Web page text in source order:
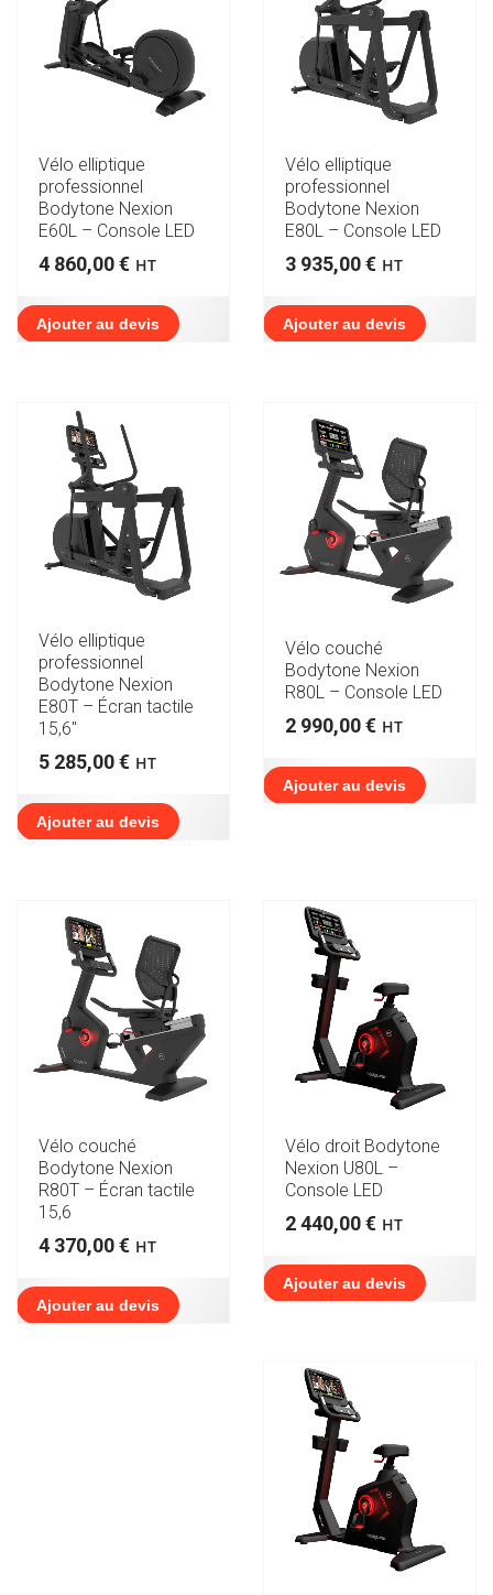
Vélo elliptique
professionnel
Bodytone Nexion
E60L – Console LED
4 860,00€ HT
Ajouter au devis
Vélo elliptique
professionnel
Bodytone Nexion
E80L – Console LED
3 935,00€ HT
Ajouter au devis
Vélo elliptique
professionnel
Bodytone Nexion
E80T – Écran tactile
15,6″
5 285,00€ HT
Ajouter au devis
Vélo couché
Bodytone Nexion
R80L – Console LED
2 990,00€ HT
Ajouter au devis
Vélo couché
Bodytone Nexion
R80T – Écran tactile
15,6
4 370,00€ HT
Ajouter au devis
Vélo droit Bodytone
Nexion U80L –
Console LED
2 440,00€ HT
Ajouter au devis